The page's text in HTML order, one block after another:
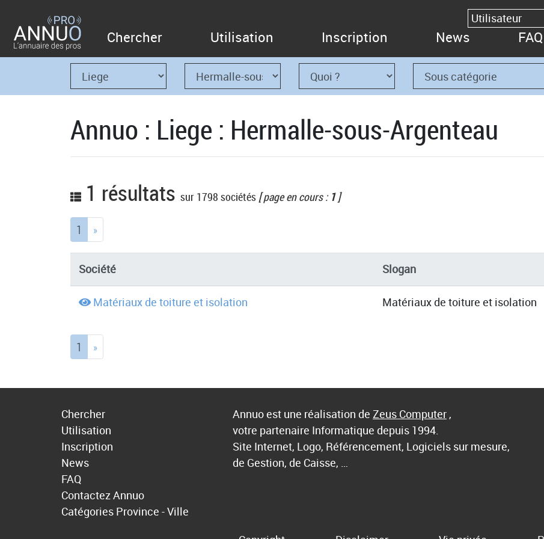
Chercher Utilisation Inscription News FAQ
Annuo : Liege : Hermalle-sous-Argenteau
1 résultats sur 1798 sociétés [ page en cours : 1]
1 (current)
»
Société Slogan
Matériaux de toiture et isolation Matériaux de toiture et isolation
1 (current)
»
Chercher
Utilisation
Inscription
News
FAQ
Contactez Annuo
Catégories Province - Ville
Annuo est une réalisation de Zeus Computer ,
votre partenaire Informatique depuis 1994.
Site Internet, Logo, Référencement, Logiciels sur mesure,
de Gestion, de Caisse, …